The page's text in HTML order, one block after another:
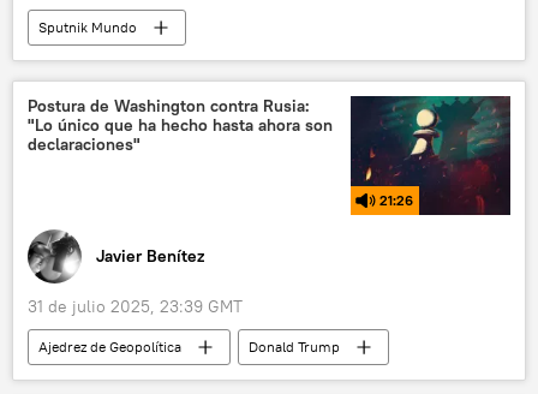
Sputnik Mundo
Postura de Washington contra Rusia:
"Lo único que ha hecho hasta ahora son
declaraciones"
21:26
Javier Benítez
31 de julio 2025, 23:39 GMT
Ajedrez de Geopolítica
Donald Trump
Dmitri Peskov
Moscú
EEUU